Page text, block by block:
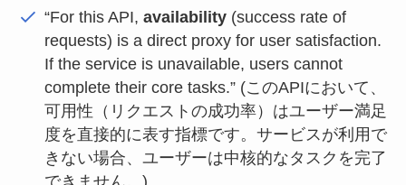
“For this API,availability (success rate of
requests) is a direct proxy for user satisfaction.
If the service is unavailable, users cannot
complete their core tasks.” (このAPIにおいて、
可用性（リクエストの成功率）はユーザー満足
度を直接的に表す指標です。サービスが利用で
きない場合、ユーザーは中核的なタスクを完了
できません。)